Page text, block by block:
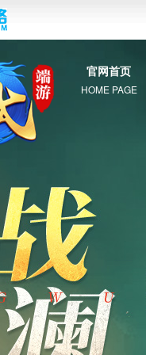
官网首页
HOME PAGE